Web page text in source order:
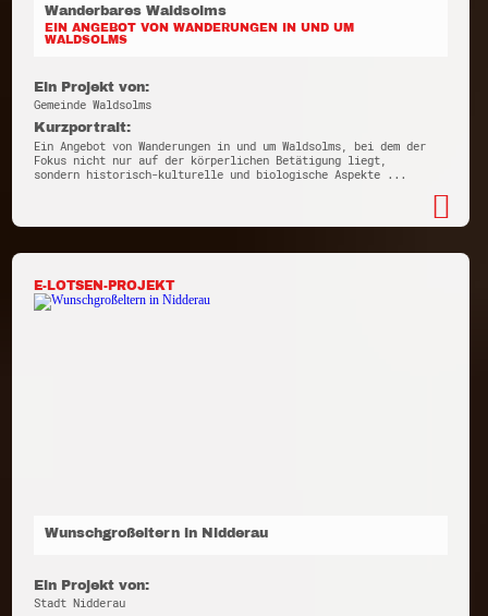
Wanderbares Waldsolms
EIN ANGEBOT VON WANDERUNGEN IN UND UM
WALDSOLMS
Ein Projekt von:
Gemeinde Waldsolms
Kurzportrait:
Ein Angebot von Wanderungen in und um Waldsolms, bei dem der
Fokus nicht nur auf der körperlichen Betätigung liegt,
sondern historisch-kulturelle und biologische Aspekte ...
E-LOTSEN-PROJEKT
Wunschgroßeltern in Nidderau
Ein Projekt von:
Stadt Nidderau